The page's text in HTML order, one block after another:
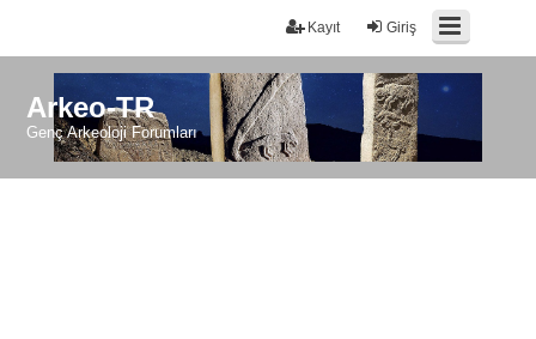
Giriş
Kayıt
Arkeo-TR
Genç Arkeoloji Forumları